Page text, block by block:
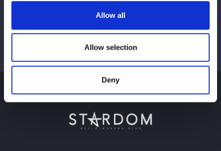
Allow all
Allow selection
Deny